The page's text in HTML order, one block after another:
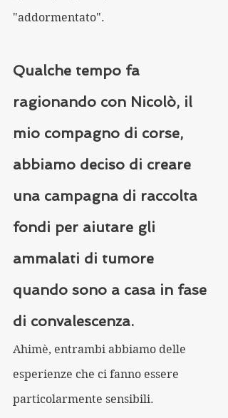
"addormentato".
Qualche tempo fa
ragionando con Nicolò, il
mio compagno di corse,
abbiamo deciso di creare
una campagna di raccolta
fondi per aiutare gli
ammalati di tumore
quando sono a casa in fase
di convalescenza.
Ahimè, entrambi abbiamo delle
esperienze che ci fanno essere
particolarmente sensibili.